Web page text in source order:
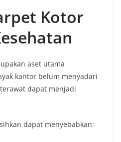
Kotor
aset utama
kantor belum menyadari
dapat menjadi
dapat menyebabkan: